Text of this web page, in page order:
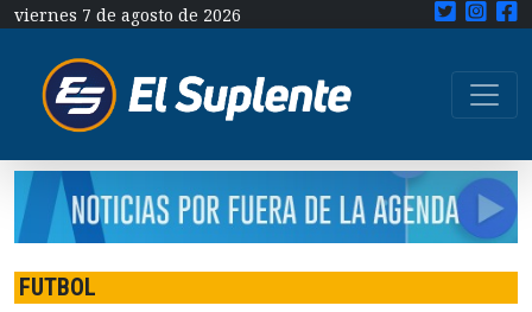
viernes 7 de agosto de 2026
FUTBOL